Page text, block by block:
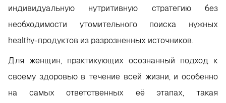
индивидуальную нутритивную стратегию без
необходимости утомительного поиска нужных
healthy-продуктов из разрозненных источников.
Для женщин, практикующих осознанный подход к
своему здоровью в течение всей жизни, и особенно
на самых ответственных её этапах, такая